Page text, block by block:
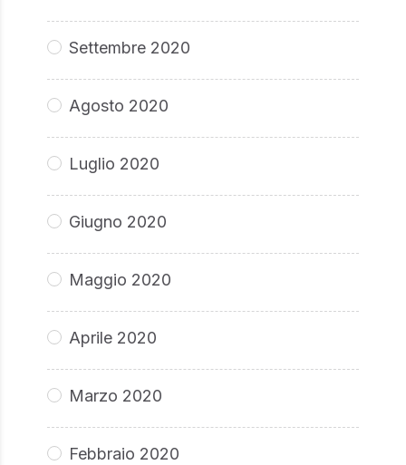
Settembre 2020
Agosto 2020
Luglio 2020
Giugno 2020
Maggio 2020
Aprile 2020
Marzo 2020
Febbraio 2020